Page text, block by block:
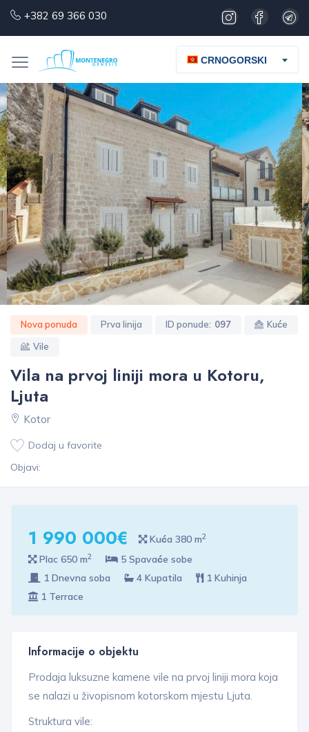
+382 69 366 030
CRNOGORSKI
Nova ponuda Prva linija ID ponude: 097
Kuće
Vile
Vila na prvoj liniji mora u Kotoru,
Ljuta
Kotor
Dodaj u favorite
Objavi:
1 990 000€ Kuća 380 m2
Plac 650 m2
5 Spavaće sobe
1 Dnevna soba
4 Kupatila
1 Kuhinja
1 Terrace
Informacije o objektu
Prodaja luksuzne kamene vile na prvoj liniji mora koja
se nalazi u živopisnom kotorskom mjestu Ljuta.
Struktura vile: